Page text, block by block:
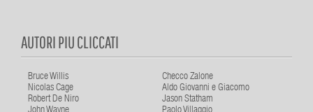
AUTORI PIU CLICCATI
Bruce Willis
Checco Zalone
Nicolas Cage
Aldo Giovanni e Giacomo
Robert De Niro
Jason Statham